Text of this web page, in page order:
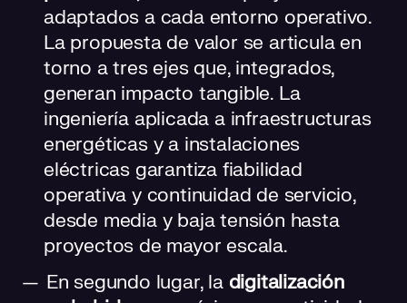
adaptados a cada entorno operativo.
La propuesta de valor se articula en
torno a tres ejes que, integrados,
generan impacto tangible. La
ingeniería aplicada a infraestructuras
energéticas y a instalaciones
eléctricas garantiza fiabilidad
operativa y continuidad de servicio,
desde media y baja tensión hasta
proyectos de mayor escala.
En segundo lugar, la digitalización